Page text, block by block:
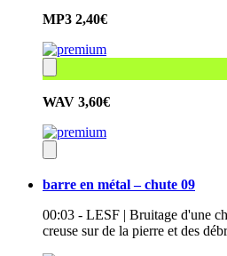
MP3 2,40€
WAV 3,60€
barre en métal – chute 09
00:03 - LESF | Bruitage d'une
creuse sur de la pierre et des